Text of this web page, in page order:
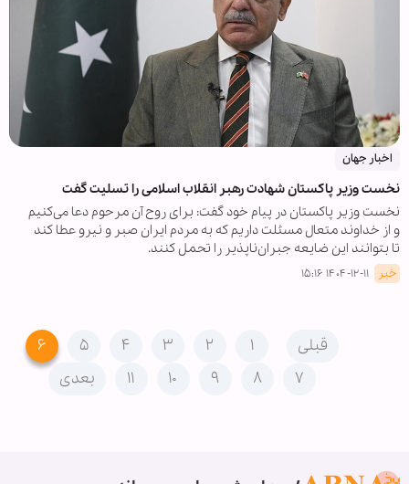
اخبار جهان
نخست وزیر پاکستان شهادت رهبر انقلاب اسلامی را تسلیت گفت
نخست وزیر پاکستان در پیام خود گفت: برای روح آن مرحوم دعا می‌کنیم
و از خداوند متعال مسئلت داریم که به مردم ایران صبر و نیرو عطا کند
تا بتوانند این ضایعه جبران‌ناپذیر را تحمل کنند.
خبر ۱۴۰۴-۱۲-۱۱ ۱۵:۱۶
قبلی ۱ ۲ ۳ ۴ ۵
۶
۷
۸ ۹ ۱۰ ۱۱ بعدی